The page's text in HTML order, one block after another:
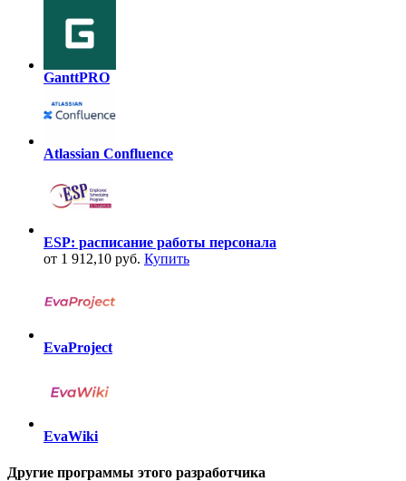
GanttPRO
Atlassian Confluence
ESP: расписание работы персонала
от 1 912,10 руб. Купить
EvaProject
EvaWiki
Другие программы этого разработчика